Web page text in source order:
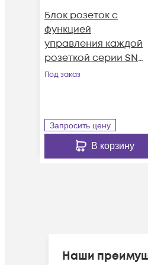
Блок розеток с
функцией
управления каждой
розеткой серии SNR
тип C выход
(3P+N+E)
Под заказ
Запросить цену
В корзину
Наши